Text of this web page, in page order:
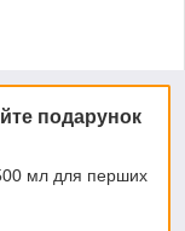
подарунок
мл для перших